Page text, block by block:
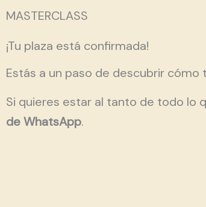
MASTERCLASS
¡Tu plaza está confirmada!
Estás a un paso de descubrir
Si quieres estar al tanto de todo lo
de WhatsApp.